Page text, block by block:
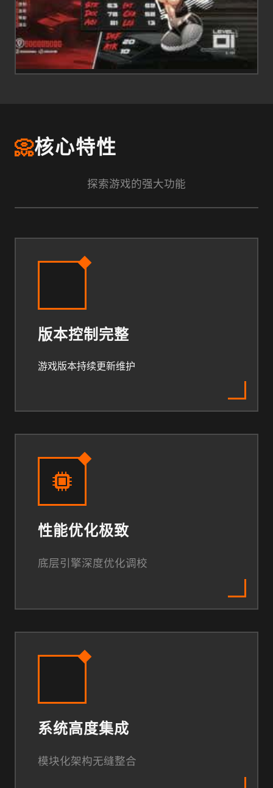
📀核心特性
探索游戏的强大功能
版本控制完整
游戏版本持续更新维护
性能优化极致
底层引擎深度优化调校
系统高度集成
模块化架构无缝整合